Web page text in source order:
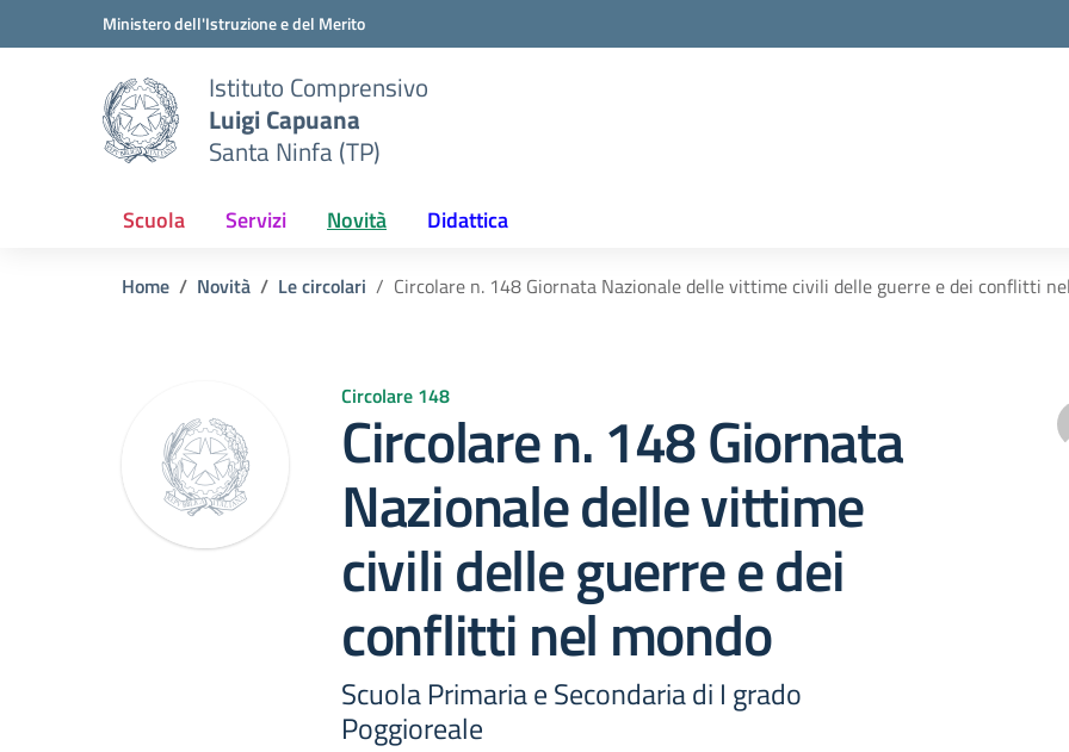
Vai ai contenuti
Vai al menu di navigazioneMinistero dell'Istruzione e del Merito
Istituto Comprensivo
Luigi Capuana
Santa Ninfa (TP)
Scuola Servizi Novità Didattica
Home Novità Le circolari Circolare n. 148 Giornata Nazionale delle vittime civili delle guerre e dei conflitti
Circolare 148
Circolare n. 148 Giornata
Nazionale delle vittime
civili delle guerre e dei
conflitti nel mondo
Scuola Primaria e Secondaria di I grado
Poggioreale